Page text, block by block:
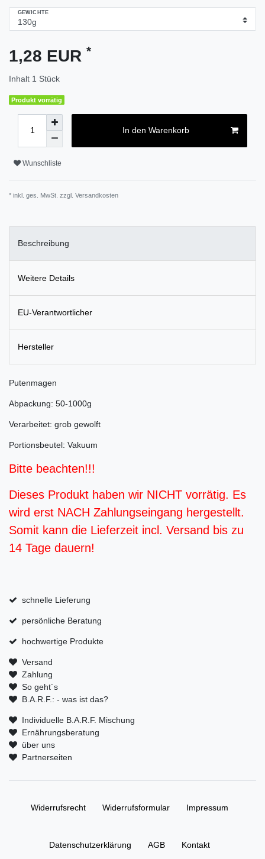
GEWICHTE
1,28 EUR *
Inhalt 1 Stück
Produkt vorrätig
In den Warenkorb
Wunschliste
* inkl. ges. MwSt. zzgl. Versandkosten
Beschreibung
Weitere Details
EU-Verantwortlicher
Hersteller
Putenmagen
Abpackung: 50-1000g
Verarbeitet: grob gewolft
Portionsbeutel: Vakuum
Bitte beachten!!!
Dieses Produkt haben wir NICHT vorrätig. Es
wird erst NACH Zahlungseingang hergestellt.
Somit kann die Lieferzeit incl. Versand bis zu
14 Tage dauern!
schnelle Lieferung
persönliche Beratung
hochwertige Produkte
Versand
Zahlung
So geht´s
B.A.R.F.: - was ist das?
Individuelle B.A.R.F. Mischung
Ernährungsberatung
über uns
Partnerseiten
Widerrufs­recht Widerrufs­formular Impressum
Daten­schutz­erklärung AGB Kontakt